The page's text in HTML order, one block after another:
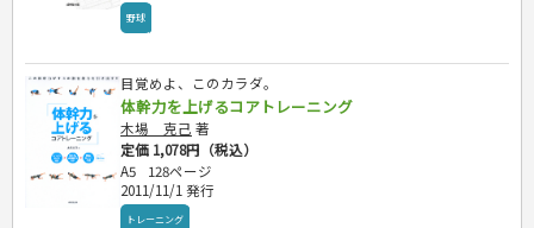
野球
目覚めよ、このカラダ。
体幹力を上げるコアトレーニング
木場 克己 著
定価 1,078円（税込）
A5
128ページ
2011/11/1 発行
トレーニング